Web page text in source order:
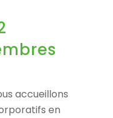
accueillons
en